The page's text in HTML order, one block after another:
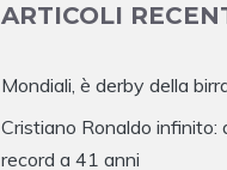
ARTICOLI
Mondiali, è derby della
Cristiano Ronaldo infinito:
record a 41 anni